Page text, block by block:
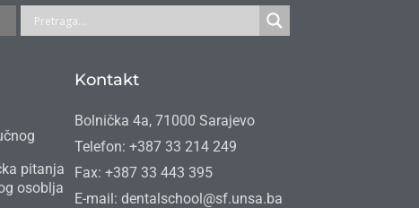
pitanja
osoblja
Kontakt
Bolnička 4a, 71000 Sarajevo
Telefon: +387 33 214 249
Fax: +387 33 443 395
E-mail: dentalschool@sf.unsa.ba